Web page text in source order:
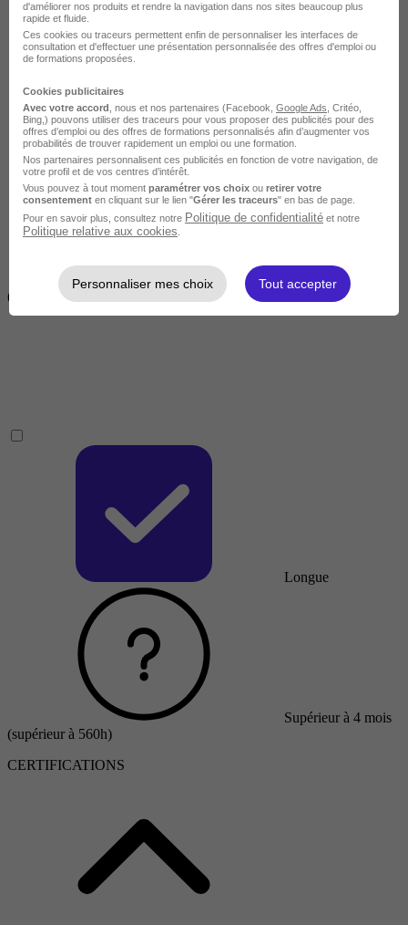
Intermédiaire
2 semaines à 4 mois
( 70h à 560h)
Longue
Supérieur à 4 mois
(supérieur à 560h)
CERTIFICATIONS
d'améliorer nos produits et rendre la navigation dans nos sites beaucoup plus
rapide et fluide.
Ces cookies ou traceurs permettent enfin de personnaliser les interfaces de
consultation et d'effectuer une présentation personnalisée des offres d'emploi ou
de formations proposées.
Cookies publicitaires
Avec votre accord , nous et nos partenaires (Facebook, Google Ads , Critéo,
Bing,) pouvons utiliser des traceurs pour vous proposer des publicités pour des
offres d’emploi ou des offres de formations personnalisés afin d’augmenter vos
probabilités de trouver rapidement un emploi ou une formation.
Nos partenaires personnalisent ces publicités en fonction de votre navigation, de
votre profil et de vos centres d’intérêt.
Vous pouvez à tout moment paramétrer vos choix ou retirer votre
consentement en cliquant sur le lien "Gérer les traceurs" en bas de page.
Pour en savoir plus, consultez notre Politique de confidentialité et notre
Politique relative aux cookies
Personnaliser mes choix Tout accepter